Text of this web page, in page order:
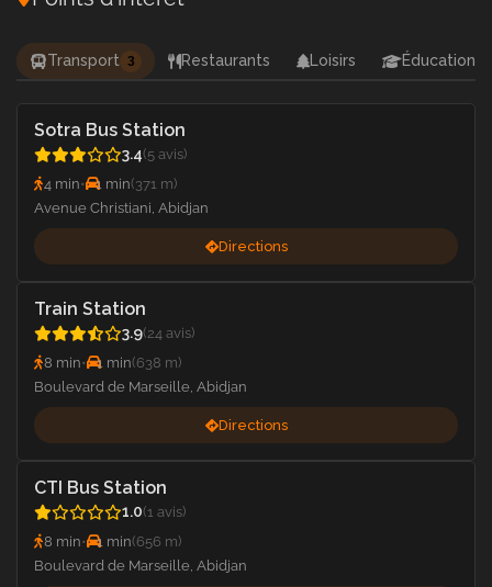
Transport 3 Restaurants Loisirs Éducation
Sotra Bus Station
3.4(5 avis)
4 min• 1 min(371 m)
Avenue Christiani, Abidjan
Directions
Train Station
3.9(24 avis)
8 min• 1 min(638 m)
Boulevard de Marseille, Abidjan
Directions
CTI Bus Station
1.0(1 avis)
8 min• 1 min(656 m)
Boulevard de Marseille, Abidjan